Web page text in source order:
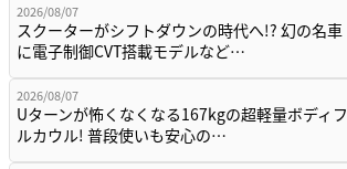
2026/08/07
スクーターがシフトダウンの時代へ!? 幻の名車
に電子制御CVT搭載モデルなど…
2026/08/07
Uターンが怖くなくなる167kgの超軽量ボディフ
ルカウル! 普段使いも安心の…